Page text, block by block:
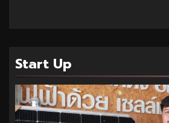
Start Up